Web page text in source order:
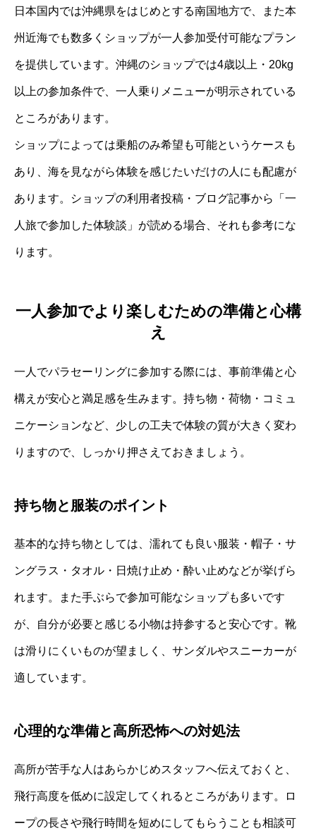
日本国内では沖縄県をはじめとする南国地方で、また本
州近海でも数多くショップが一人参加受付可能なプラン
を提供しています。沖縄のショップでは4歳以上・20kg
以上の参加条件で、一人乗りメニューが明示されている
ところがあります。
ショップによっては乗船のみ希望も可能というケースも
あり、海を見ながら体験を感じたいだけの人にも配慮が
あります。ショップの利用者投稿・ブログ記事から「一
人旅で参加した体験談」が読める場合、それも参考にな
ります。
一人参加でより楽しむための準備と心構
え
一人でパラセーリングに参加する際には、事前準備と心
構えが安心と満足感を生みます。持ち物・荷物・コミュ
ニケーションなど、少しの工夫で体験の質が大きく変わ
りますので、しっかり押さえておきましょう。
持ち物と服装のポイント
基本的な持ち物としては、濡れても良い服装・帽子・サ
ングラス・タオル・日焼け止め・酔い止めなどが挙げら
れます。また手ぶらで参加可能なショップも多いです
が、自分が必要と感じる小物は持参すると安心です。靴
は滑りにくいものが望ましく、サンダルやスニーカーが
適しています。
心理的な準備と高所恐怖への対処法
高所が苦手な人はあらかじめスタッフへ伝えておくと、
飛行高度を低めに設定してくれるところがあります。ロ
ープの長さや飛行時間を短めにしてもらうことも相談可